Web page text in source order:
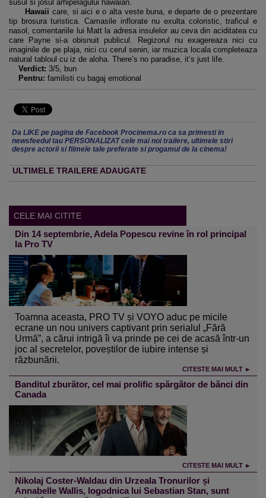
susul si josul arhipelagului hawaian.
Hawaiicare, si aici e o alta veste buna, e departe de o prezentare
tip brosura turistica. Camasile inflorate nu exulta coloristic, traficul e
nasol, comentariile lui Matt la adresa insulelor au ceva din aciditatea cu
care Payne si-a obisnuit publicul. Regizorul nu exagereaza nici cu
imaginile de pe plaja, nici cu cerul senin, iar muzica locala completeaza
natural tabloul cu iz de aloha. There’s no paradise, it’s just life.
Verdict: 3/5, bun
Pentru: familisti cu bagaj emotional
Da LIKE pe pagina de Facebook Procinema.ro ca sa primesti in
newsfeedul tau PERSONALIZAT cele mai noi trailere, ultimele stiri
despre actorii si filmele tale preferate si progamul de la cinema!
ULTIMELE TRAILERE ADAUGATE
CELE MAI CITITE
Din 14 septembrie, Adela Popescu revine în rol principal
la Pro TV
Toamna aceasta, PRO TV și VOYO aduc pe micile
ecrane un nou univers captivant prin serialul „Fără
Urmă”, a cărui intrigă îi va prinde pe cei de acasă într-un
joc al secretelor, poveștilor de iubire intense și
răzbunării.
CITESTE MAI MULT ►
Banditul zburător, cel mai prolific spărgător de bănci din
Canada
CITESTE MAI MULT ►
Nikolaj Coster-Waldau din Urzeala Tronurilor și
Annabelle Wallis, logodnica lui Sebastian Stan, sunt